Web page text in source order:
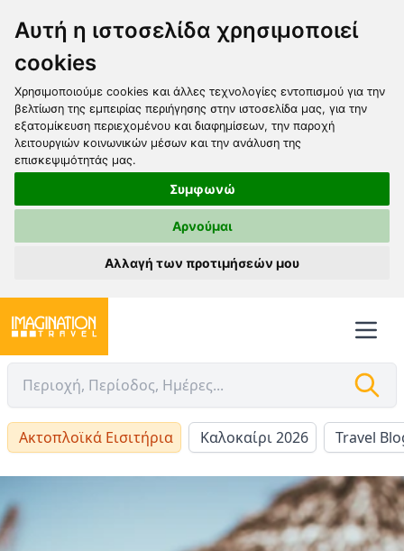
Αυτή η ιστοσελίδα χρησιμοποιεί
cookies
Χρησιμοποιούμε cookies και άλλες τεχνολογίες εντοπισμού για την
βελτίωση της εμπειρίας περιήγησης στην ιστοσελίδα μας, για την
εξατομίκευση περιεχομένου και διαφημίσεων, την παροχή
λειτουργιών κοινωνικών μέσων και την ανάλυση της
επισκεψιμότητάς μας.
Συμφωνώ
Αρνούμαι
Αλλαγή των προτιμήσεών μου
Ακτοπλοϊκά Εισιτήρια Καλοκαίρι 2026 Travel